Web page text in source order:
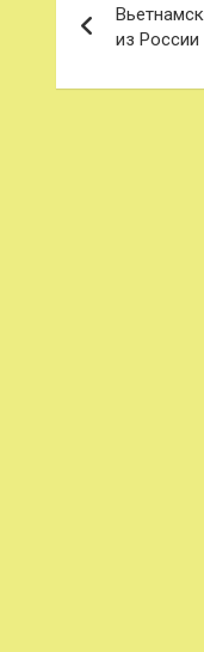
по
из России